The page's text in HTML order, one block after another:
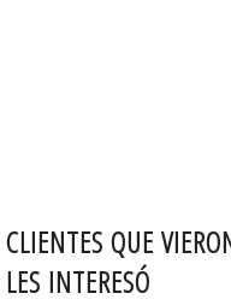
CLIENTES QUE
LES INTERESÓ